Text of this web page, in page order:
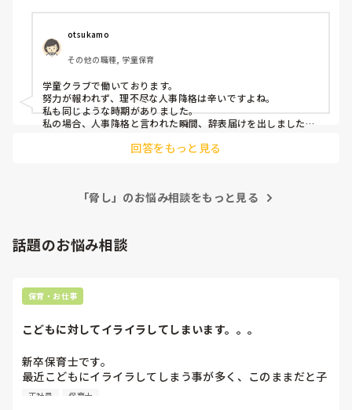
otsukamo
その他の職種, 学童保育
学童クラブで働いております。
努力が報われず、理不尽な人事降格は辛いですよね。
私も同じような時期がありました。
私の場合、人事降格と言われた瞬間、辞表届けを出しました！
その後、のんびり転職活動をして現在の仕事になりました。お
回答をもっと見る
「脅し」のお悩み相談をもっと見る
話題のお悩み相談
保育・お仕事
こどもに対してイライラしてしまいます。。。
新卒保育士です。
最近こどもにイライラしてしまう事が多く、このままだと子
どもが嫌いになってしまうんじゃないかと怖くなる時があり
正社員 保育士